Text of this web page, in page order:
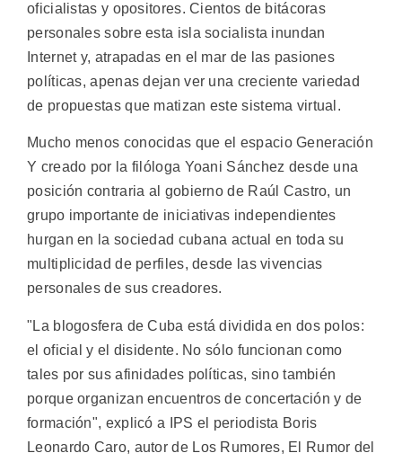
oficialistas y opositores. Cientos de bitácoras
personales sobre esta isla socialista inundan
Internet y, atrapadas en el mar de las pasiones
políticas, apenas dejan ver una creciente variedad
de propuestas que matizan este sistema virtual.
Mucho menos conocidas que el espacio Generación
Y creado por la filóloga Yoani Sánchez desde una
posición contraria al gobierno de Raúl Castro, un
grupo importante de iniciativas independientes
hurgan en la sociedad cubana actual en toda su
multiplicidad de perfiles, desde las vivencias
personales de sus creadores.
"La blogosfera de Cuba está dividida en dos polos:
el oficial y el disidente. No sólo funcionan como
tales por sus afinidades políticas, sino también
porque organizan encuentros de concertación y de
formación", explicó a IPS el periodista Boris
Leonardo Caro, autor de Los Rumores, El Rumor del